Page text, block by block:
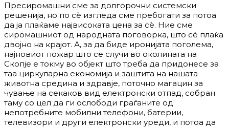
Пресиромашни сме за долгорочни системски
решенија, но по сѐ изгледа сме пребогати за потоа
да ја плаќаме највисоката цена за сѐ. Ние сме
сиромашниот од народната поговорка, што сѐ плаќа
двојно на крајот. А, за да биде иронијата поголема,
најновиот пожар што се случи во околината на
Скопје е токму во објект што треба да придонесе за
таа циркуларна економија и заштита на нашата
животна средина и здравје, поточно магацин за
чување на секаков вид електронски отпад, собран
таму со цел да ги ослободи граѓаните од
непотребните мобилни телефони, батерии,
телевизори и други електронски уреди, и потоа да